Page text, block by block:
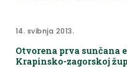
14. svibnja 2013.
Otvorena prva sunčana
Krapinsko-zagorskoj